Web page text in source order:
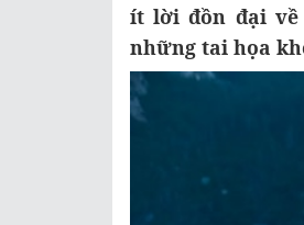
ít lời đồn đại về
những tai họa